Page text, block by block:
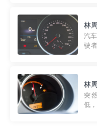
的
先
林
汽
驶
越
的
林
突
低